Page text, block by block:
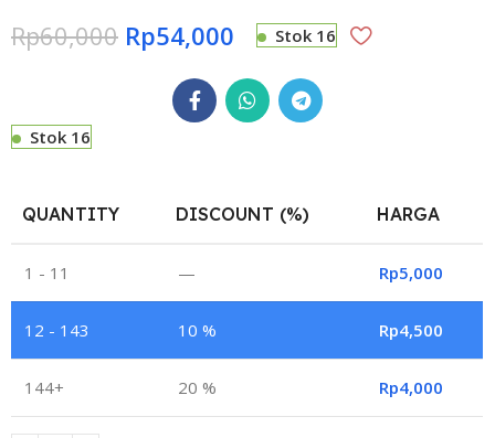
Rp60,000 Rp54,000 Stok 16
Stok 16
QUANTITY DISCOUNT (%) HARGA
1 - 11 — Rp5,000
12 - 143 10 % Rp4,500
144+ 20 % Rp4,000